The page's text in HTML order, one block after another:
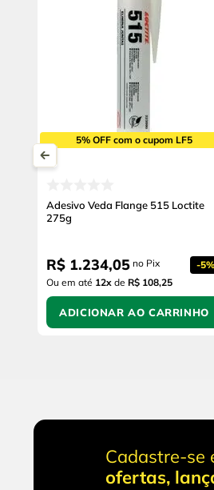
5% OFF com o cupom LF5
Adesivo Veda Flange 515 Loctite
275g
R$ 1.234,05 no Pix -5%
Ou em até 12x de R$ 108,25
ADICIONAR AO CARRINHO
Cadastre-se
ofertas,